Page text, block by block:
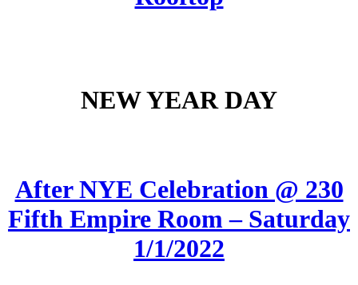
NEW YEAR DAY
After NYE Celebration @ 230
Fifth Empire Room – Saturday
1/1/2022